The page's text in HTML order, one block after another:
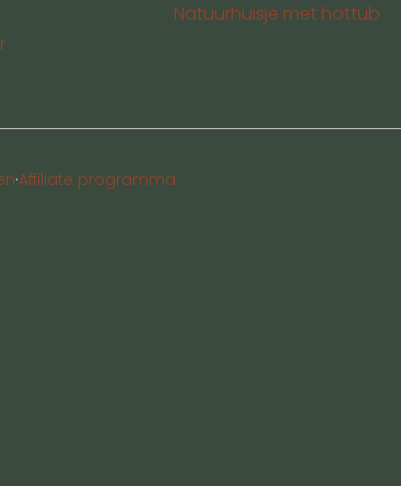
Natuurhuisje met hottub
·Affiliate programma